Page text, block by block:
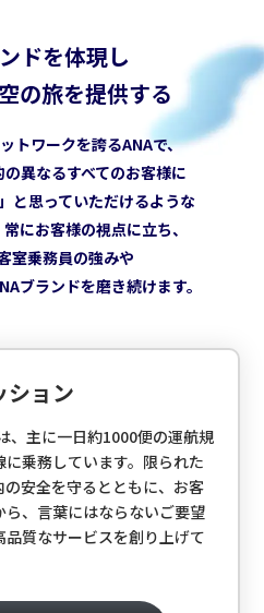
ドを体現し
の旅を提供する
トワークを誇るANAで、
異なるすべてのお客様に
と思っていただけるような
にお客様の視点に立ち、
室乗務員の強みや
ブランドを磨き続けます。
ション
、主に一日約1000便の運航規
乗務しています。限られた
の安全を守るとともに、お客
、言葉にはならないご要望
質なサービスを創り上げて